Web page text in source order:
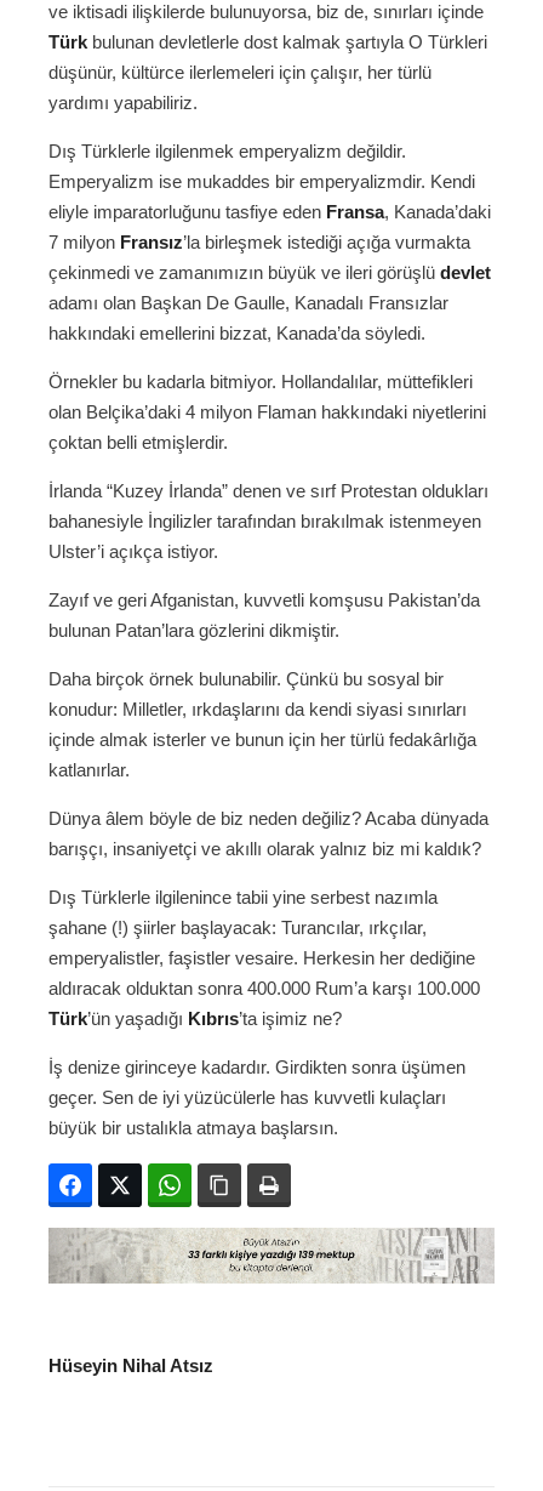
ve iktisadi ilişkilerde bulunuyorsa, biz de, sınırları içinde
Türk bulunan devletlerle dost kalmak şartıyla O Türkleri
düşünür, kültürce ilerlemeleri için çalışır, her türlü
yardımı yapabiliriz.
Dış Türklerle ilgilenmek emperyalizm değildir.
Emperyalizm ise mukaddes bir emperyalizmdir. Kendi
eliyle imparatorluğunu tasfiye eden Fransa, Kanada’daki
7 milyon Fransız’la birleşmek istediği açığa vurmakta
çekinmedi ve zamanımızın büyük ve ileri görüşlü devlet
adamı olan Başkan De Gaulle, Kanadalı Fransızlar
hakkındaki emellerini bizzat, Kanada’da söyledi.
Örnekler bu kadarla bitmiyor. Hollandalılar, müttefikleri
olan Belçika’daki 4 milyon Flaman hakkındaki niyetlerini
çoktan belli etmişlerdir.
İrlanda “Kuzey İrlanda” denen ve sırf Protestan oldukları
bahanesiyle İngilizler tarafından bırakılmak istenmeyen
Ulster’i açıkça istiyor.
Zayıf ve geri Afganistan, kuvvetli komşusu Pakistan’da
bulunan Patan’lara gözlerini dikmiştir.
Daha birçok örnek bulunabilir. Çünkü bu sosyal bir
konudur: Milletler, ırkdaşlarını da kendi siyasi sınırları
içinde almak isterler ve bunun için her türlü fedakârlığa
katlanırlar.
Dünya âlem böyle de biz neden değiliz? Acaba dünyada
barışçı, insaniyetçi ve akıllı olarak yalnız biz mi kaldık?
Dış Türklerle ilgilenince tabii yine serbest nazımla
şahane (!) şiirler başlayacak: Turancılar, ırkçılar,
emperyalistler, faşistler vesaire. Herkesin her dediğine
aldıracak olduktan sonra 400.000 Rum’a karşı 100.000
Türk’ün yaşadığı Kıbrıs’ta işimiz ne?
İş denize girinceye kadardır. Girdikten sonra üşümen
geçer. Sen de iyi yüzücülerle has kuvvetli kulaçları
büyük bir ustalıkla atmaya başlarsın.
FacebookTwitter WhatsAppBağlanıyı kopyala
Hüseyin Nihal Atsız